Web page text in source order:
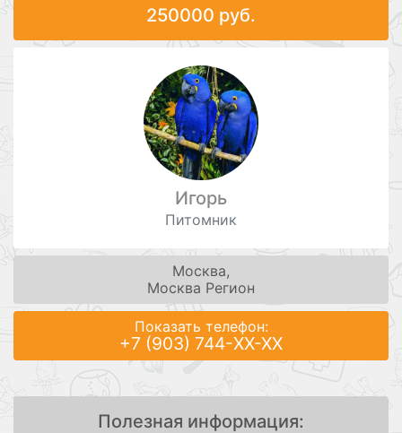
250000 руб.
Игорь
Питомник
Москва,
Москва Регион
Показать телефон:
+7 (903) 744-XX-XX
Полезная информация: